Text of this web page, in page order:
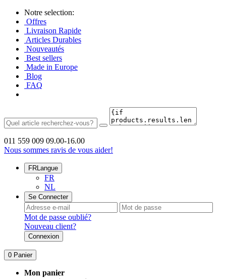
Notre selection:
Offres
Livraison Rapide
Articles Durables
Nouveautés
Best sellers
Made in Europe
Blog
FAQ
011 559 009 09.00-16.00
Nous sommes ravis de vous aider!
FRLangue
FR
NL
Se Connecter
Mot de passe oublié?
Nouveau client?
Connexion
0 Panier
Mon panier